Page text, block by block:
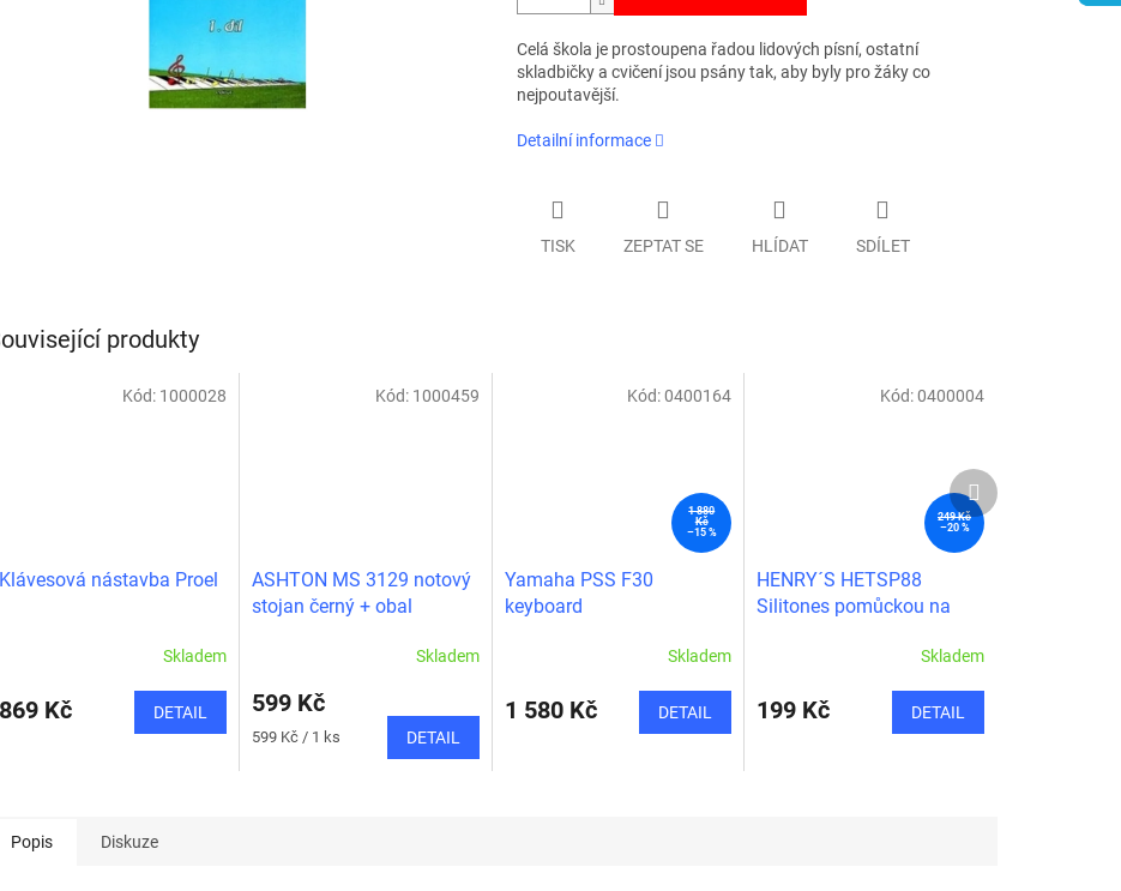
Celá škola je prostoupena řadou lidových písní, ostatní
skladbičky a cvičení jsou psány tak, aby byly pro žáky co
nejpoutavější.
Detailní informace
TISK ZEPTAT SE HLÍDAT SDÍLET
produkty
Klávesová nástavba Proel
Skladem
869 Kč DETAIL
Kód: 1000028
ASHTON MS 3129 notový
stojan černý + obal
Skladem
599 Kč
Měrná
599 Kč / 1 ks DETAIL
Kód: 1000459
1 880
Kč
–15 %
Yamaha PSS F30
keyboard
Skladem
1 580 Kč DETAIL
Kód:0400164
249 Kč
–20 %
HENRY´S HETSP88
Silitones pomůckou na
Skladem
199 Kč DETAIL
Kód:0400004
Další
produkt
Popis Diskuze